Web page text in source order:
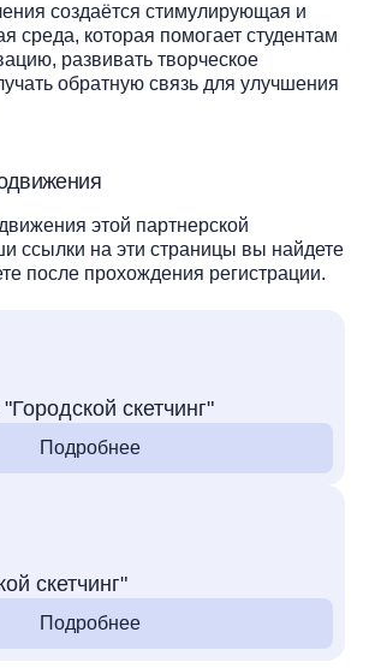
создаётся стимулирующая и
среда, которая помогает студентам
развивать творческое
обратную связь для улучшения
этой партнерской
ссылки на эти страницы вы найдете
после прохождения регистрации.
скетчинг"
Подробнее
скетчинг"
Подробнее